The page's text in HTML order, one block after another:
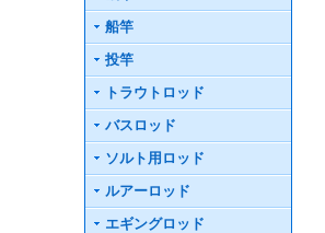
船竿
投竿
トラウトロッド
バスロッド
ソルト用ロッド
ルアーロッド
エギングロッド